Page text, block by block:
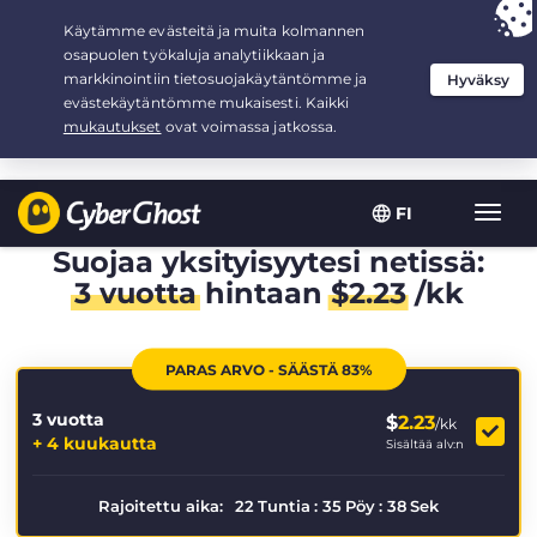
FI
Your choice:The Best Deal for 3.3333333333333-years at $
/month
Suojaa yksityisyytesi netissä:
3 vuottahintaan$2.23/kk
PARAS ARVO - SÄÄSTÄ 83%
3 vuotta
+ 4 kuukautta
$2.23/kk
Sisältää alv:n
Rajoitettu aika: 22 Tuntia : 35 Pöy: 38Sek